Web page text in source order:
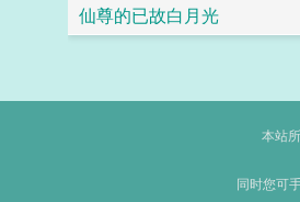
仙尊的已故白月光
本站
同时您可